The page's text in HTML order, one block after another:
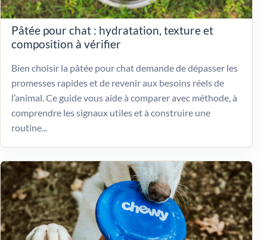
Pâtée pour chat : hydratation, texture et
composition à vérifier
Bien choisir la pâtée pour chat demande de dépasser les
promesses rapides et de revenir aux besoins réels de
l’animal. Ce guide vous aide à comparer avec méthode, à
comprendre les signaux utiles et à construire une
routine...